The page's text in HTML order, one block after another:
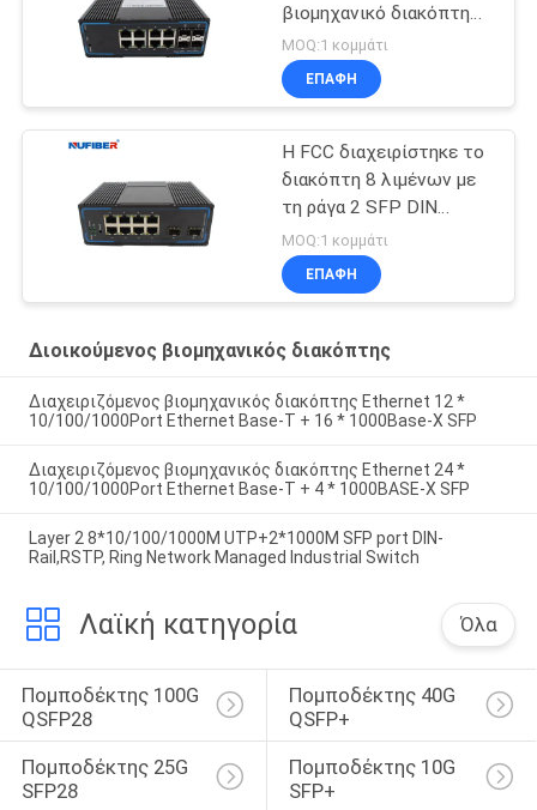
βιομηχανικό διακόπτη
με 4 SFP 4 Ethernet KV
προστασίας κύματος
MOQ:1 κομμάτι
ΕΠΑΦΉ
Η FCC διαχειρίστηκε το
διακόπτη 8 λιμένων με
τη ράγα 2 SFP DIN
τοποθετεί τον έλεγχο
συνδέσεων υποστήριξης
MOQ:1 κομμάτι
ΕΠΑΦΉ
Διοικούμενος βιομηχανικός διακόπτης
Διαχειριζόμενος βιομηχανικός διακόπτης Ethernet 12 *
10/100/1000Port Ethernet Base-T + 16 * 1000Base-X SFP
Διαχειριζόμενος βιομηχανικός διακόπτης Ethernet 24 *
10/100/1000Port Ethernet Base-T + 4 * 1000BASE-X SFP
Layer 2 8*10/100/1000M UTP+2*1000M SFP port DIN-
Rail,RSTP, Ring Network Managed Industrial Switch
Λαϊκή κατηγορία Όλα
Πομποδέκτης 100G
QSFP28
Πομποδέκτης 40G
QSFP+
Πομποδέκτης 25G
SFP28
Πομποδέκτης 10G
SFP+